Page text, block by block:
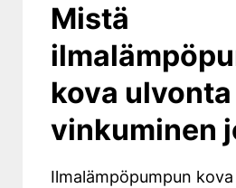
Mistä
kova
vinkuminen
Ilmalämpöpumpun